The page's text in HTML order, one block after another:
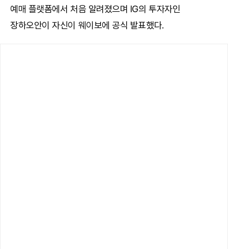
예매 플랫폼에서 처음 알려졌으며 IG의 투자자인
장하오안이 자신이 웨이보에 공식 발표했다.